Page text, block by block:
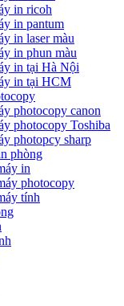
in ricoh
in pantum
in laser màu
in phun màu
in tại Hà Nội
in tại HCM
photocopy canon
photocopy Toshiba
photopcy sharp
phòng
in
photocopy
tính